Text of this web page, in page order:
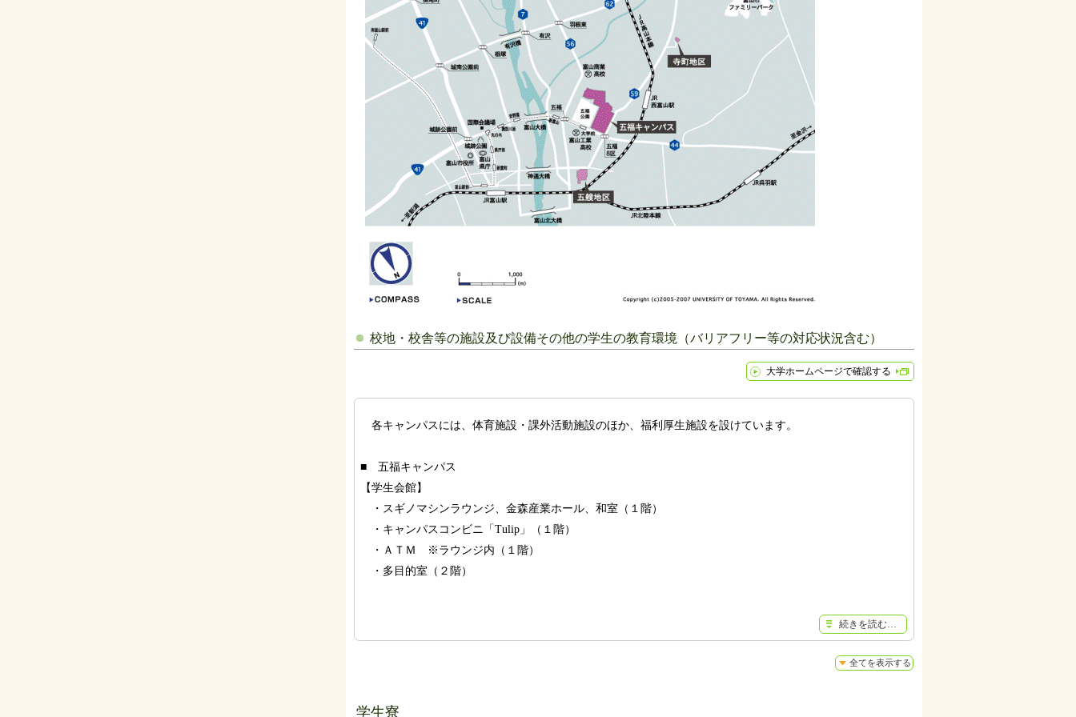
校地・校舎等の施設及び設備その他の学生の教育環境（バリアフリー等の対応状況含む）
大学ホームページで確認する
各キャンパスには、体育施設・課外活動施設のほか、福利厚生施設を設けています。
■ 五福キャンパス
【学生会館】
・スギノマシンラウンジ、金森産業ホール、和室（１階）
・キャンパスコンビニ「Tulip」（１階）
・ＡＴＭ ※ラウンジ内（１階）
・多目的室（２階）
続きを読む…
全てを表示する
学生寮